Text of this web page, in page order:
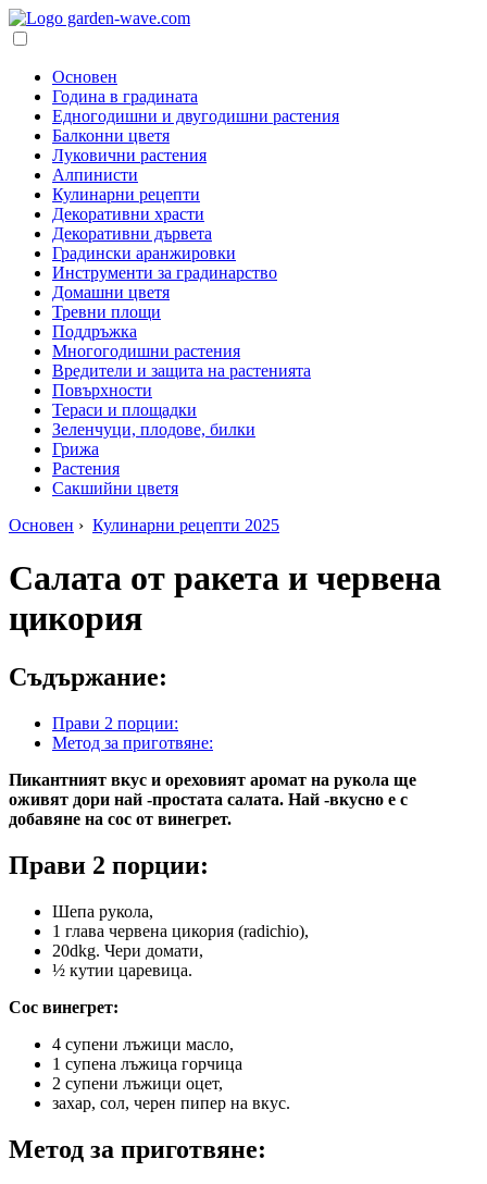
Основен
Година в градината
Едногодишни и двугодишни растения
Балконни цветя
Луковични растения
Алпинисти
Кулинарни рецепти
Декоративни храсти
Декоративни дървета
Градински аранжировки
Инструменти за градинарство
Домашни цветя
Тревни площи
Поддръжка
Многогодишни растения
Вредители и защита на растенията
Повърхности
Тераси и площадки
Зеленчуци, плодове, билки
Грижа
Растения
Сакшийни цветя
Основен › Кулинарни рецепти 2025
Салата от ракета и червена
цикория
Съдържание:
Прави 2 порции:
Метод за приготвяне:
Пикантният вкус и ореховият аромат на рукола ще
оживят дори най -простата салата. Най -вкусно е с
добавяне на сос от винегрет.
Прави 2 порции:
Шепа рукола,
1 глава червена цикория (radichio),
20dkg. Чери домати,
½ кутии царевица.
Сос винегрет:
4 супени лъжици масло,
1 супена лъжица горчица
2 супени лъжици оцет,
захар, сол, черен пипер на вкус.
Метод за приготвяне: